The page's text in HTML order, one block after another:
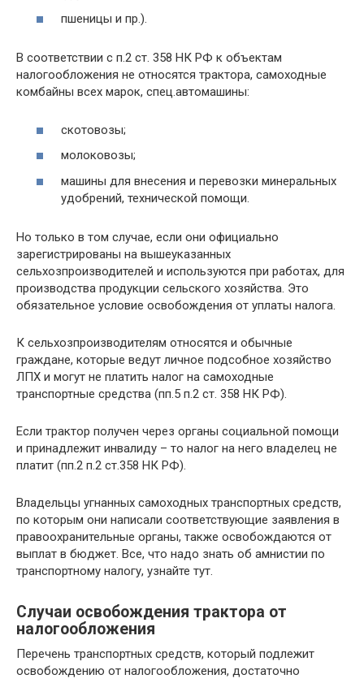
пшеницы и пр.).
В соответствии с п.2 ст. 358 НК РФ к объектам
налогообложения не относятся трактора, самоходные
комбайны всех марок, спец.автомашины:
скотовозы;
молоковозы;
машины для внесения и перевозки минеральных
удобрений, технической помощи.
Но только в том случае, если они официально
зарегистрированы на вышеуказанных
сельхозпроизводителей и используются при работах, для
производства продукции сельского хозяйства. Это
обязательное условие освобождения от уплаты налога.
К сельхозпроизводителям относятся и обычные
граждане, которые ведут личное подсобное хозяйство
ЛПХ и могут не платить налог на самоходные
транспортные средства (пп.5 п.2 ст. 358 НК РФ).
Если трактор получен через органы социальной помощи
и принадлежит инвалиду – то налог на него владелец не
платит (пп.2 п.2 ст.358 НК РФ).
Владельцы угнанных самоходных транспортных средств,
по которым они написали соответствующие заявления в
правоохранительные органы, также освобождаются от
выплат в бюджет. Все, что надо знать об амнистии по
транспортному налогу, узнайте тут.
Случаи освобождения трактора от
налогообложения
Перечень транспортных средств, который подлежит
освобождению от налогообложения, достаточно